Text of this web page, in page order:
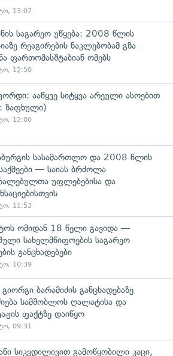
13:07
საგარეო უწყება: 2008 წლის
რეაგირების ნაკლებობამ გზა
ფართომასშტაბიან ომებს
12:50
ააწყვე სიტყვა არეული ასოებით
ზაფხული)
12:00
სასამართლო და 2008 წლის
— საიას ბრძოლა
უფლებებისა და
11:53
ომიდან 18 წელი გავიდა —
სახელმწიფოების საგარეო
განცხადებები
10:39
ბარამიძის განცხადებაზე
სამშობლოს ღალატისა და
ფაქტზე დაიწყო
09:31
სიკვდილივით გამოწყობილი კაცი,